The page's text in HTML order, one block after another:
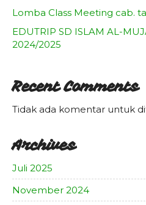
Lomba Class Meeting cab.
EDUTRIP SD ISLAM AL-
2024/2025
Recent Comments
Tidak ada komentar untuk
Archives
Juli 2025
November 2024